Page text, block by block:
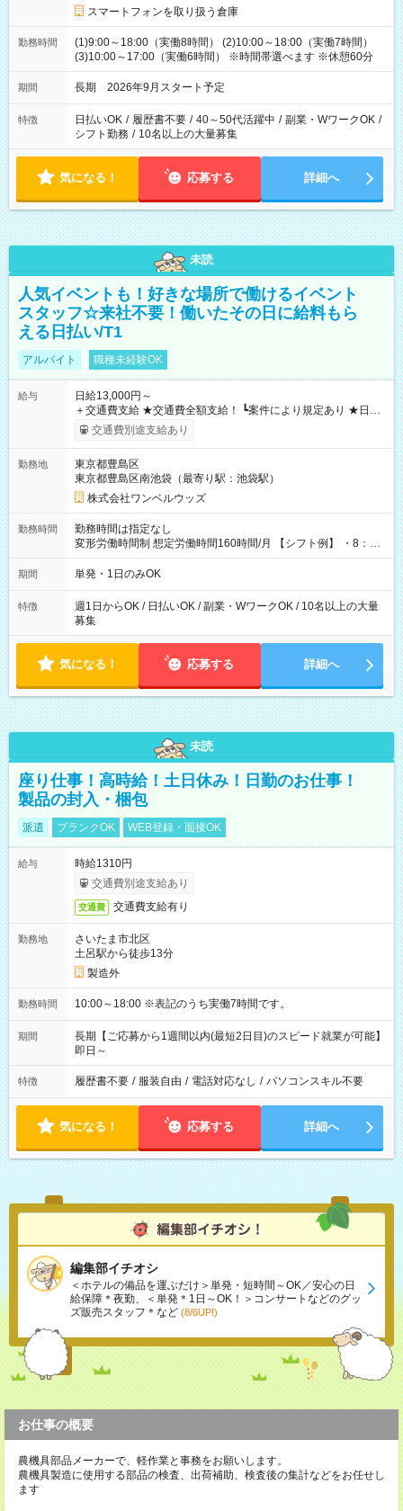
スマートフォンを取り扱う倉庫
勤務時間
(1)9:00～18:00（実働8時間） (2)10:00～18:00（実働7時間）
(3)10:00～17:00（実働6時間） ※時間帯選べます ※休憩60分
期間 長期 2026年9月スタート予定
特徴 日払いOK / 履歴書不要 / 40～50代活躍中 / 副業・WワークOK /
シフト勤務 / 10名以上の大量募集
気になる！ 応募する 詳細へ
未読
人気イベントも！好きな場所で働けるイベント
スタッフ☆来社不要！働いたその日に給料もら
える日払い/T1
アルバイト 職種未経験OK
給与
日給13,000円～
＋交通費支給 ★交通費全額支給！ ┗案件により規定あり ★日払
いOK！（規定あり） ┗働いたその日に現金GET♪ お仕事後はコ
ンビニATMから 日払い分を引き落とせます！ 【試用期間】試
交通費別途支給あり
勤務地
東京都豊島区
東京都豊島区南池袋（最寄り駅：池袋駅）
株式会社ワンベルウッズ
勤務時間
勤務時間は指定なし
変形労働時間制 想定労働時間160時間/月 【シフト例】 ・8：00
～21：00
期間 単発・1日のみOK
特徴
週1日からOK / 日払いOK / 副業・WワークOK / 10名以上の大量
募集
気になる！ 応募する 詳細へ
未読
座り仕事！高時給！土日休み！日勤のお仕事！
製品の封入・梱包
派遣 ブランクOK WEB登録・面接OK
給与
時給1310円
交通費別途支給あり
交通費 交通費支給有り
勤務地
さいたま市北区
土呂駅から徒歩13分
製造外
勤務時間 10:00～18:00 ※表記のうち実働7時間です。
期間
長期【ご応募から1週間以内(最短2日目)のスピード就業が可能】
即日～
特徴 履歴書不要 / 服装自由 / 電話対応なし / パソコンスキル不要
気になる！ 応募する 詳細へ
編集部イチオシ
＜ホテルの備品を運ぶだけ＞単発・短時間～OK／安心の日
給保障＊夜勤、＜単発＊1日～OK！＞コンサートなどのグッ
ズ販売スタッフ＊など (8/6UP!)
お仕事の概要
農機具部品メーカーで、軽作業と事務をお願いします。
農機具製造に使用する部品の検査、出荷補助、検査後の集計などをお任せし
ます